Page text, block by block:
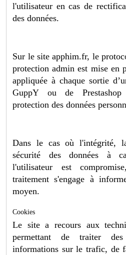
l'utilisateur en cas de
des données.
Sur le site apphim.fr, le
protection admin est mise en
appliquée à chaque sortie
GuppY ou de
protection des données
Dans le cas où l'intégrité,
sécurité des données à
l'utilisateur est
traitement s'engage à
moyen.
Cookies
Le site a recours aux
permettant de traiter
informations sur le trafic, de